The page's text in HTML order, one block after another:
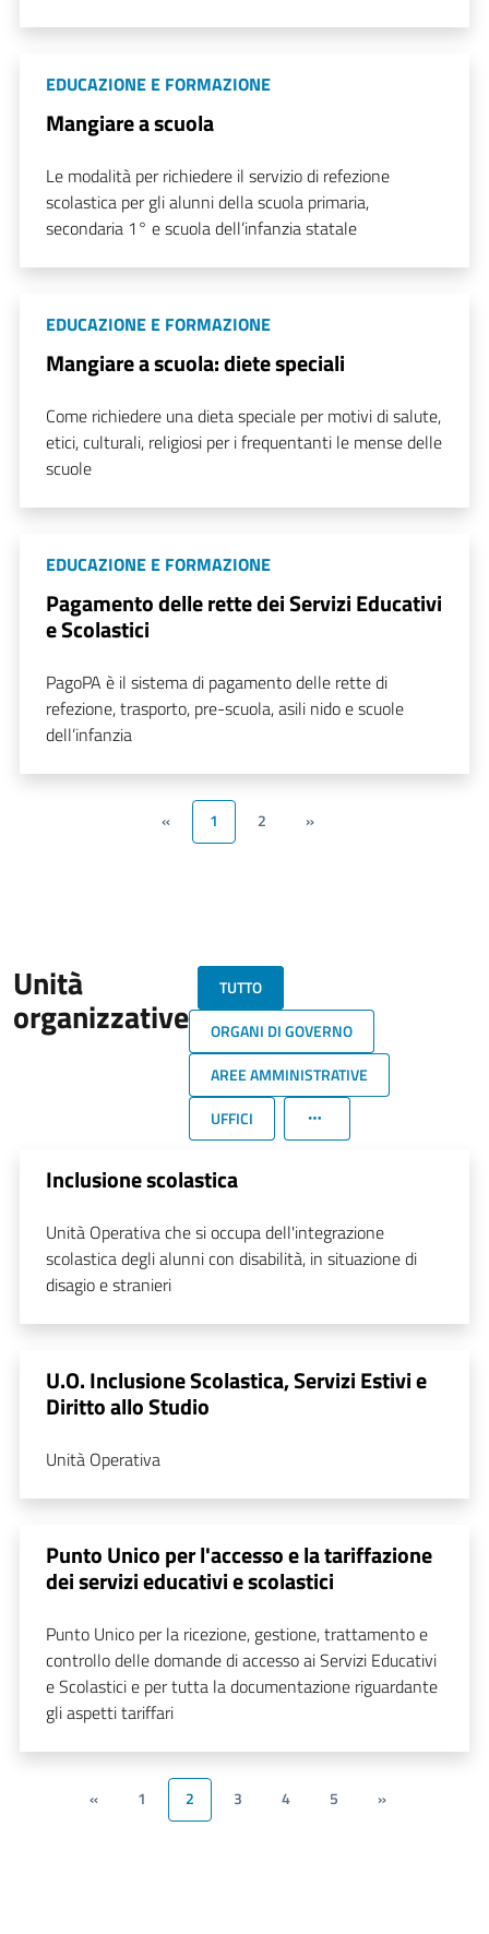
EDUCAZIONE E FORMAZIONE
Mangiare a scuola
Le modalità per richiedere il servizio di refezione
scolastica per gli alunni della scuola primaria,
secondaria 1° e scuola dell’infanzia statale
EDUCAZIONE E FORMAZIONE
Mangiare a scuola: diete speciali
Come richiedere una dieta speciale per motivi di salute,
etici, culturali, religiosi per i frequentanti le mense delle
scuole
EDUCAZIONE E FORMAZIONE
Pagamento delle rette dei Servizi Educativi
e Scolastici
PagoPA è il sistema di pagamento delle rette di
refezione, trasporto, pre-scuola, asili nido e scuole
dell’infanzia
« 1 2 »
Unità
organizzative
TUTTO
ORGANI DI GOVERNO
AREE AMMINISTRATIVE
UFFICI
Inclusione scolastica
Unità Operativa che si occupa dell'integrazione
scolastica degli alunni con disabilità, in situazione di
disagio e stranieri
U.O. Inclusione Scolastica, Servizi Estivi e
Diritto allo Studio
Unità Operativa
Punto Unico per l'accesso e la tariffazione
dei servizi educativi e scolastici
Punto Unico per la ricezione, gestione, trattamento e
controllo delle domande di accesso ai Servizi Educativi
e Scolastici e per tutta la documentazione riguardante
gli aspetti tariffari
« 1 2 3 4 5 »